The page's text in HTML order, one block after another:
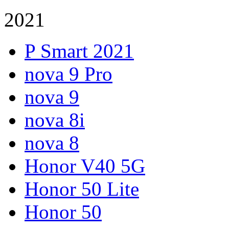
2021
P Smart 2021
nova 9 Pro
nova 9
nova 8i
nova 8
Honor V40 5G
Honor 50 Lite
Honor 50